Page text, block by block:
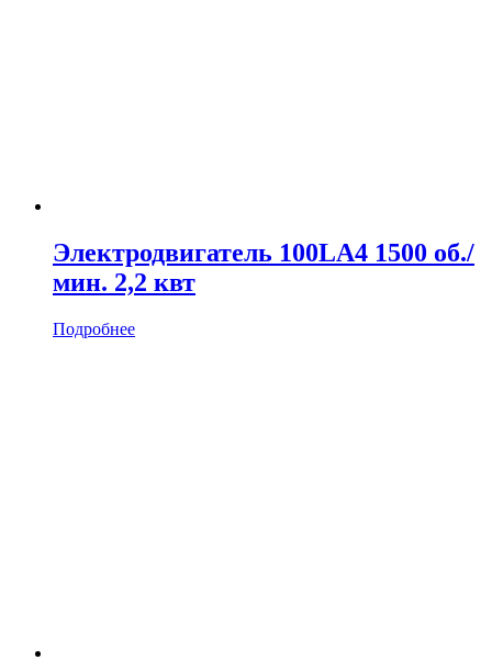
Электродвигатель 100LA4 1500 об./
мин. 2,2 квт
Подробнее